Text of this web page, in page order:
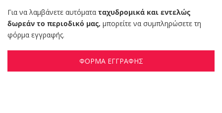
Για να λαμβάνετε αυτόματα ταχυδρομικά και εντελώς
δωρεάν το περιοδικό μας, μπορείτε να συμπληρώσετε τη
φόρμα εγγραφής.
ΦΟΡΜΑ ΕΓΓΡΑΦΗΣ